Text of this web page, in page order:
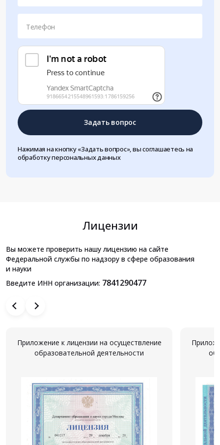
Телефон
Задать вопрос
Нажимая на кнопку «Задать вопрос», вы соглашаетесь на
обработку персональных данных
Лицензии
Вы можете проверить нашу лицензию на сайте
Федеральной службы по надзору в сфере образования
и науки
Введите ИНН организации: 7841290477
Приложение к лицензии на осуществление
образовательной деятельности